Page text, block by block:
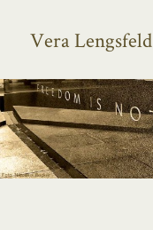
Vera Lengsfeld